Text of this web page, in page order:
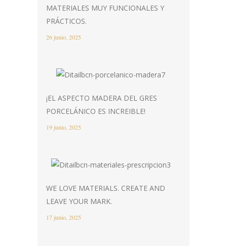
MATERIALES MUY FUNCIONALES Y
PRÁCTICOS.
26 junio, 2025
¡EL ASPECTO MADERA DEL GRES
PORCELÁNICO ES INCREIBLE!
19 junio, 2025
WE LOVE MATERIALS. CREATE AND
LEAVE YOUR MARK.
17 junio, 2025